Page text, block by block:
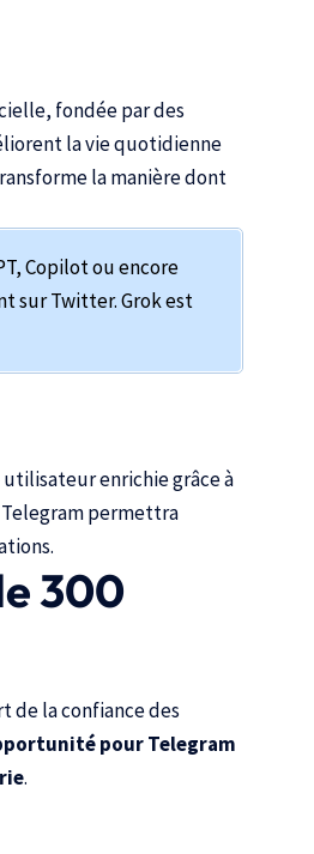
fondée par des
la vie quotidienne
la manière dont
Copilot ou encore
sur Twitter. Grok est
enrichie grâce à
Telegrampermettra
300
de la confiance des
pour Telegram
.